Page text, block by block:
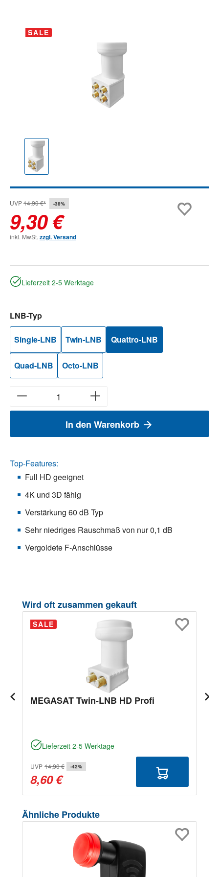
Bildergalerie überspringen
SALE
UVP14,90 €* -38%
9,30 €
inkl. MwSt. zzgl. Versand
Lieferzeit 2-5 Werktage
LNB-Typ
Single-LNB Twin-LNB Quattro-LNB
Quad-LNB Octo-LNB
In den Warenkorb
Top-Features:
Full HD geeignet
4K und 3D fähig
Verstärkung 60 dB Typ
Sehr niedriges Rauschmaß von nur 0,1 dB
Vergoldete F-Anschlüsse
Produktgalerie überspringen
Wird oft zusammen gekauft
SALE
MEGASAT Twin-LNB HD Profi
Lieferzeit 2-5 Werktage
UVP 14,90 € -42%
8,60 €
Produktgalerie überspringen
Ähnliche Produkte